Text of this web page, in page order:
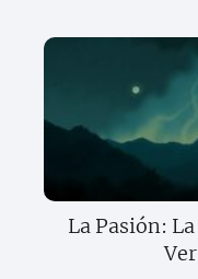
La Pasión: